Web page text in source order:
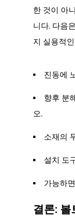
무
입
니
한 것이 아
니다. 다음
지 실용적
진동에
향후 분
오.
소재의
설치 도
가능하
결론: 볼